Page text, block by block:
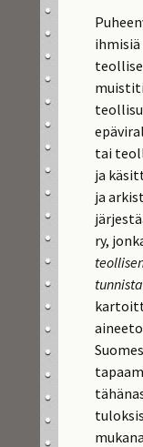
tai
ja
ja
ry,